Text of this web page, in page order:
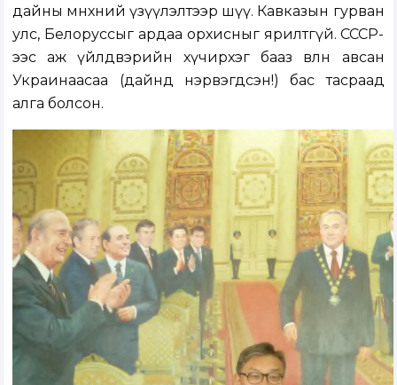
дайны өмнөхний үзүүлэлтээр шүү. Кавказын гурван
улс, Белоруссыг ардаа орхисныг ярилтгүй. СССР-
ээс аж үйлдвэрийн хүчирхэг бааз өвлөн авсан
Украинаасаа (дайнд нэрвэгдсэн!) бас тасраад
алга болсон.